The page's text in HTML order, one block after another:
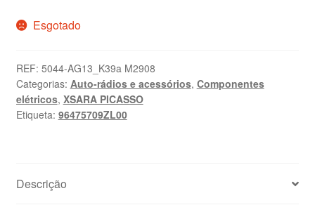
Esgotado
REF: 5044-AG13_K39a M2908
Categorias: Auto-rádios e acessórios, Componentes
elétricos, XSARA PICASSO
Etiqueta: 96475709ZL00
Descrição